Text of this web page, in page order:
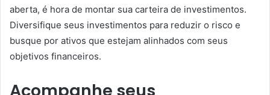
aberta, é hora de montar sua carteira de investimentos.
Diversifique seus investimentos para reduzir o risco e
busque por ativos que estejam alinhados com seus
objetivos financeiros.
Acompanhe seus